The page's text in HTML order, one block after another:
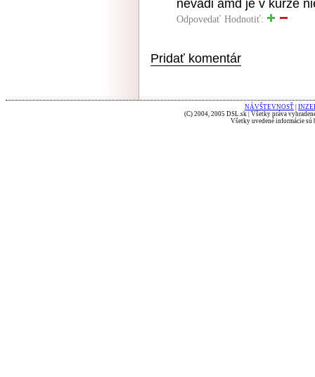
nevadi amd je v kurze
Odpovedať Hodnotiť:
Pridať komentár
NÁVŠTEVNOSŤ
(C) 2004, 2005 DSL.sk | Všetky práva
Všetky uvedené informácie sú